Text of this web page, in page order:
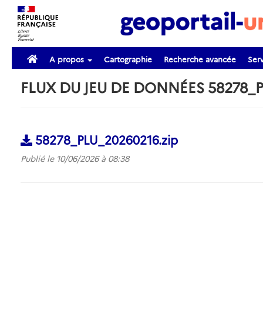
A propos Cartographie Recherche avancée
FLUX DU JEU DE DONNÉES
58278_PLU_20260216.zip
Publié le 10/06/2026 à 08:38